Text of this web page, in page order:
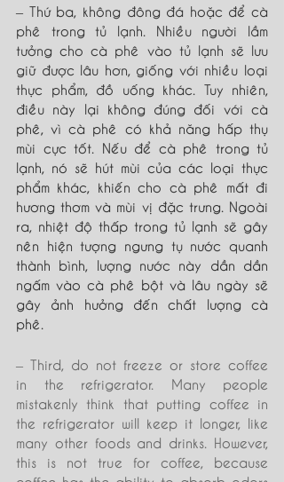
– Thứ ba, không đông đá hoặc để cà
phê trong tủ lạnh. Nhiều người lầm
tưởng cho cà phê vào tủ lạnh sẽ lưu
giữ được lâu hơn, giống với nhiều loại
thực phẩm, đồ uống khác.
Tuy nhiên,
điều này lại không đúng đối với cà
phê, vì cà phê có khả năng hấp thụ
mùi cực tốt. Nếu để cà phê trong tủ
lạnh, nó sẽ hút mùi của các loại thực
phẩm khác, khiến cho cà phê mất đi
hương thơm và mùi vị đặc trưng. Ngoài
ra, nhiệt độ thấp trong tủ lạnh sẽ gây
nên hiện tượng ngưng tụ nước quanh
thành bình, lượng nước này dần dần
ngấm vào cà phê bột và lâu ngày sẽ
gây ảnh hưởng đến chất lượng cà
phê.
– Third, do not freeze or store coffee
in the refrigerator. Many people
mistakenly think that putting coffee in
the refrigerator will keep it longer, like
many other foods and drinks. However,
this is not true for coffee, because